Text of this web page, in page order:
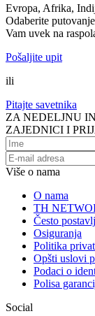
Evropa, Afrika,
Odaberite
Vam uvek na
Pošaljite upit
ili
Pitajte savetnika
ZA NEDELJNU
ZAJEDNICI I
Više o nama
O nama
TH
Često
Osiguranja
Politika
Opšti uslovi
Podaci o
Polisa
Social